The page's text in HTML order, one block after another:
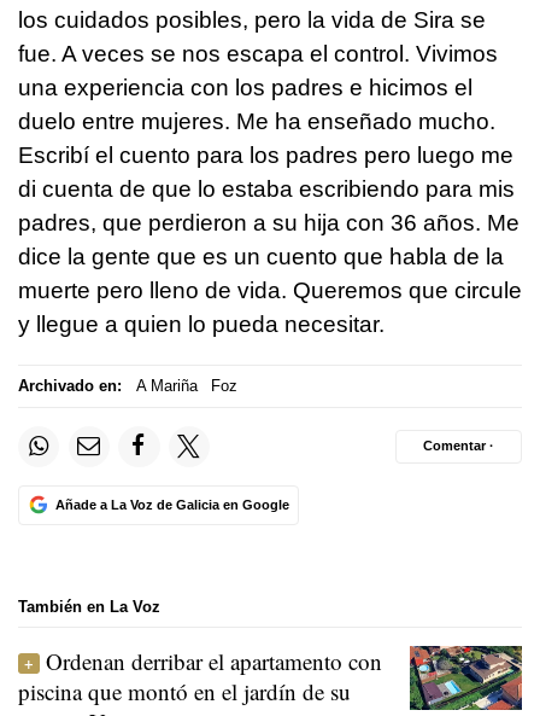
los cuidados posibles, pero la vida de Sira se
fue. A veces se nos escapa el control. Vivimos
una experiencia con los padres e hicimos el
duelo entre mujeres. Me ha enseñado mucho.
Escribí el cuento para los padres pero luego me
di cuenta de que lo estaba escribiendo para mis
padres, que perdieron a su hija con 36 años. Me
dice la gente que es un cuento que habla de la
muerte pero lleno de vida. Queremos que circule
y llegue a quien lo pueda necesitar.
Archivado en: A Mariña Foz
Añade a La Voz de Galicia en Google
Comentar ·
También en La Voz
Ordenan derribar el apartamento con
piscina que montó en el jardín de su